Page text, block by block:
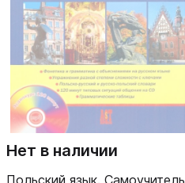
Нет в наличии
Польский язык. Самоучитель